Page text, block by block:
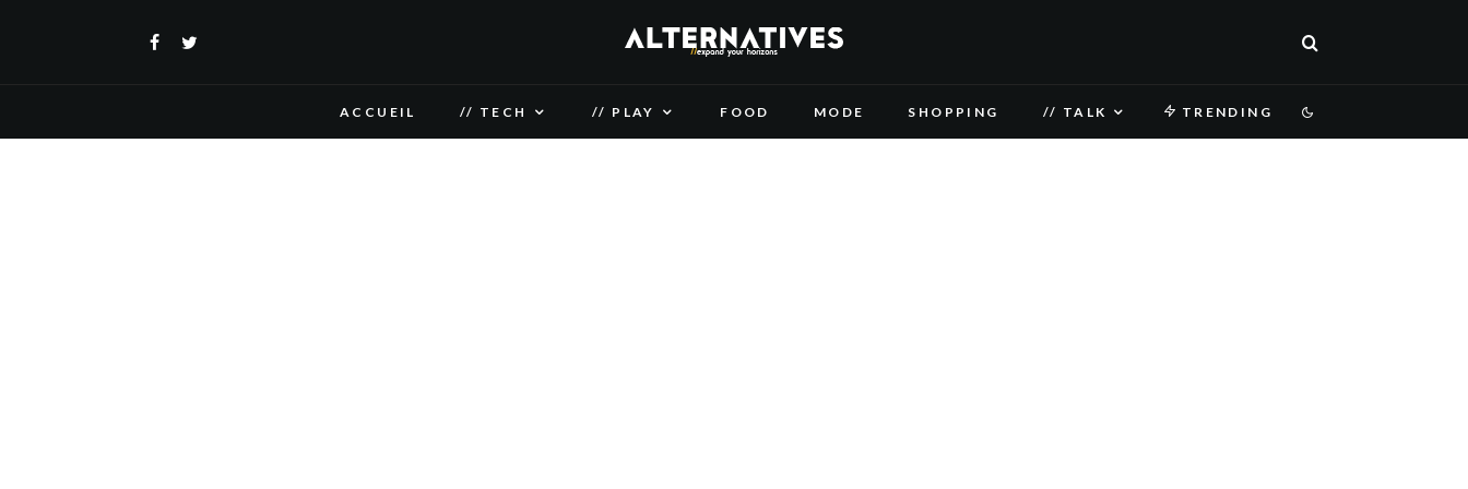
ACCUEIL // TECH // PLAY FOOD MODE SHOPPING // TALK TRENDING